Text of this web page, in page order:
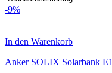
-9%
In den Warenkorb
Anker SOLIX Solarbank